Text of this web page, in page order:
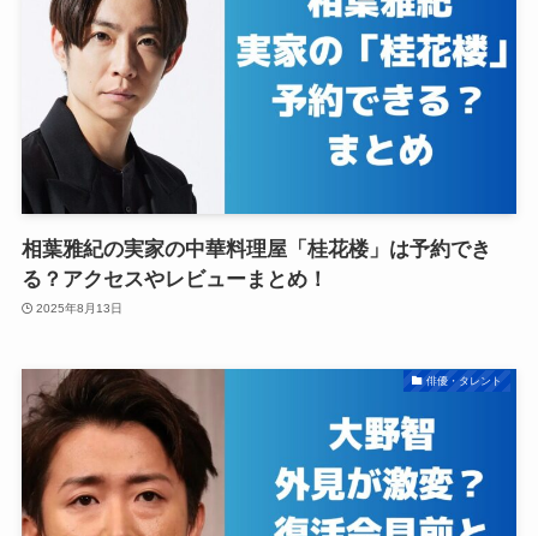
相葉雅紀の実家の中華料理屋「桂花楼」は予約でき
る？アクセスやレビューまとめ！
2025年8月13日
俳優・タレント